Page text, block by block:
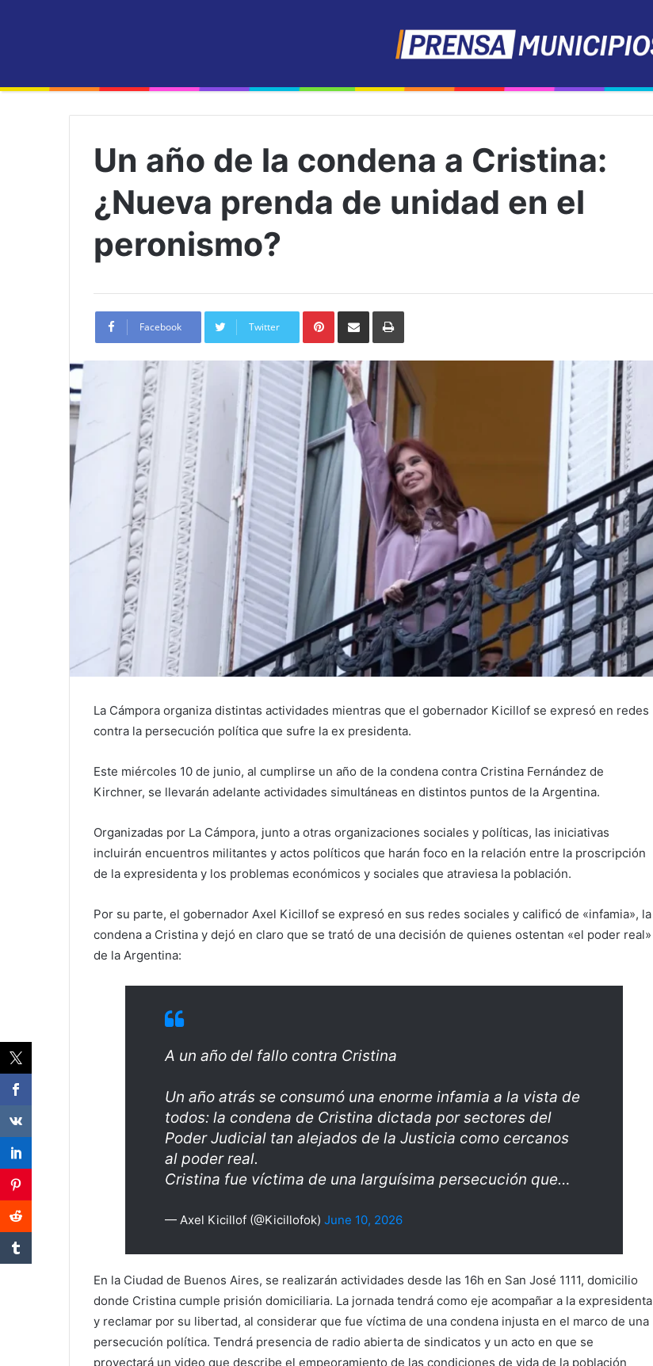
Un año de la condena a Cristina:
¿Nueva prenda de unidad en el
peronismo?
Facebook Twitter
PinterestShare
Email
Print
La Cámpora organiza distintas actividades mientras que el gobernador Kicillof se expresó en redes
contra la persecución política que sufre la ex presidenta.
Este miércoles 10 de junio, al cumplirse un año de la condena contra Cristina Fernández de
Kirchner, se llevarán adelante actividades simultáneas en distintos puntos de la Argentina.
Organizadas por La Cámpora, junto a otras organizaciones sociales y políticas, las iniciativas
incluirán encuentros militantes y actos políticos que harán foco en la relación entre la proscripción
de la expresidenta y los problemas económicos y sociales que atraviesa la población.
Por su parte, el gobernador Axel Kicillof se expresó en sus redes sociales y calificó de «infamia», la
condena a Cristina y dejó en claro que se trató de una decisión de quienes ostentan «el poder real»
de la Argentina:
A un año del fallo contra Cristina
Un año atrás se consumó una enorme infamia a la vista de
todos: la condena de Cristina dictada por sectores del
Poder Judicial tan alejados de la Justicia como cercanos
al poder real.
Cristina fue víctima de una larguísima persecución que…
— Axel Kicillof (@Kicillofok) June 10, 2026
En la Ciudad de Buenos Aires, se realizarán actividades desde las 16h en San José 1111, domicilio
donde Cristina cumple prisión domiciliaria. La jornada tendrá como eje acompañar a la expresidenta
y reclamar por su libertad, al considerar que fue víctima de una condena injusta en el marco de una
persecución política. Tendrá presencia de radio abierta de sindicatos y un acto en que se
proyectará un video que describe el empeoramiento de las condiciones de vida de la población